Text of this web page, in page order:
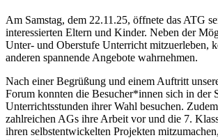
Am Samstag, dem 22.11.25, öffnete das ATG
interessierten Eltern und Kinder. Neben der
Unter- und Oberstufe Unterricht mitzuerleben,
anderen spannende Angebote wahrnehmen.
Nach einer Begrüßung und einem Auftritt
Forum konnten die Besucher*innen sich in der
Unterrichtsstunden ihrer Wahl besuchen.
zahlreichen AGs ihre Arbeit vor und die 7.
ihren selbstentwickelten Projekten